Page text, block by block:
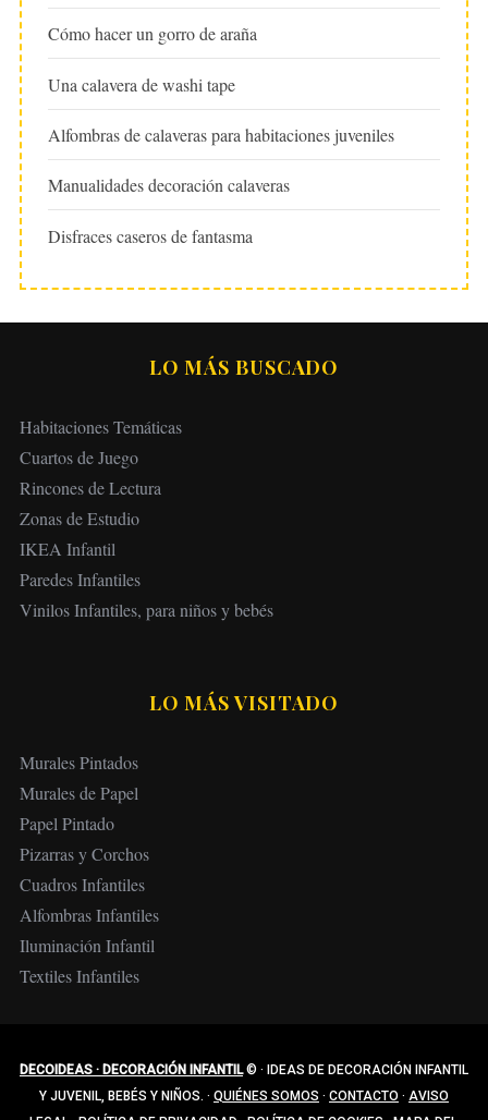
Cómo hacer un gorro de araña
Una calavera de washi tape
Alfombras de calaveras para habitaciones juveniles
Manualidades decoración calaveras
Disfraces caseros de fantasma
LO MÁS BUSCADO
Habitaciones Temáticas
Cuartos de Juego
Rincones de Lectura
Zonas de Estudio
IKEA Infantil
Paredes Infantiles
Vinilos Infantiles, para niños y bebés
LO MÁS VISITADO
Murales Pintados
Murales de Papel
Papel Pintado
Pizarras y Corchos
Cuadros Infantiles
Alfombras Infantiles
Iluminación Infantil
Textiles Infantiles
DECOIDEAS · DECORACIÓN INFANTIL© · IDEAS DE DECORACIÓN INFANTIL
Y JUVENIL, BEBÉS Y NIÑOS. · QUIÉNES SOMOS · CONTACTO · AVISO